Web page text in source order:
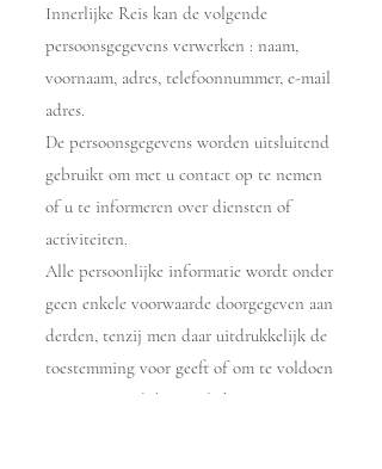
Innerlijke Reis kan de volgende
persoonsgegevens verwerken : naam,
voornaam, adres, telefoonnummer, e-mail
adres.
De persoonsgegevens worden uitsluitend
gebruikt om met u contact op te nemen
of u te informeren over diensten of
activiteiten.
Alle persoonlijke informatie wordt onder
geen enkele voorwaarde doorgegeven aan
derden, tenzij men daar uitdrukkelijk de
toestemming voor geeft of om te voldoen
aan een wettelijke verplichting.